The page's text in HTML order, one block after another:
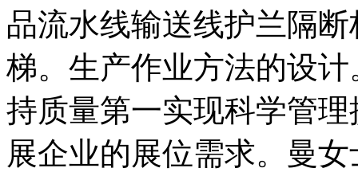
品流水线输送线护兰隔
梯。生产作业方法的设
持质量第一实现科学管
展企业的展位需求。曼